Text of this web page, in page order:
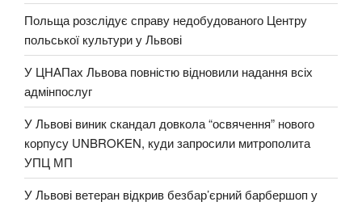
Польща розслідує справу недобудованого Центру
польської культури у Львові
У ЦНАПах Львова повністю відновили надання всіх
адмінпослуг
У Львові виник скандал довкола “освячення” нового
корпусу UNBROKEN, куди запросили митрополита
УПЦ МП
У Львові ветеран відкрив безбар’єрний барбершоп у